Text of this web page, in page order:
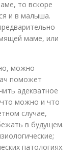
то вскоре
и в малыша.
маме, или
можно
поможет
адекватное
что можно и что
случае,
в будущем.
патологиях.